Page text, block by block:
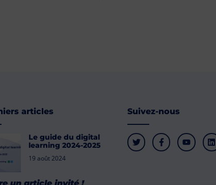
articles
Le guide du digital
learning 2024-2025
19 août 2024
Suivez-nous